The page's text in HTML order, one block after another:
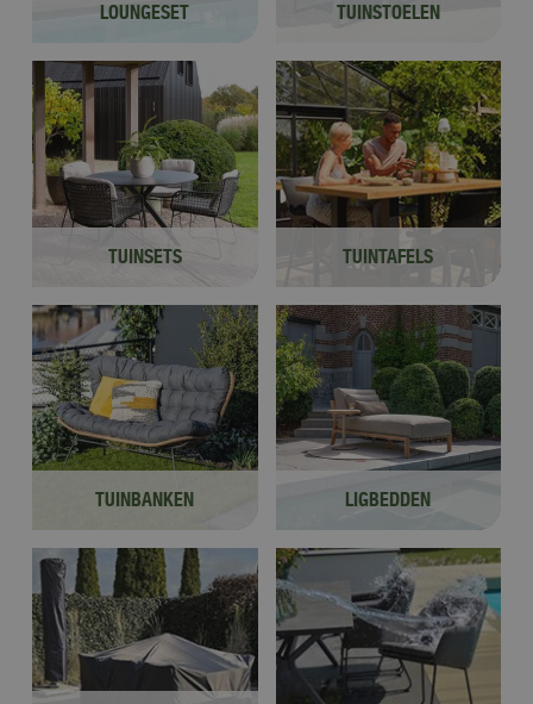
LOUNGESET TUINSTOELEN
TUINSETS TUINTAFELS
TUINBANKEN LIGBEDDEN